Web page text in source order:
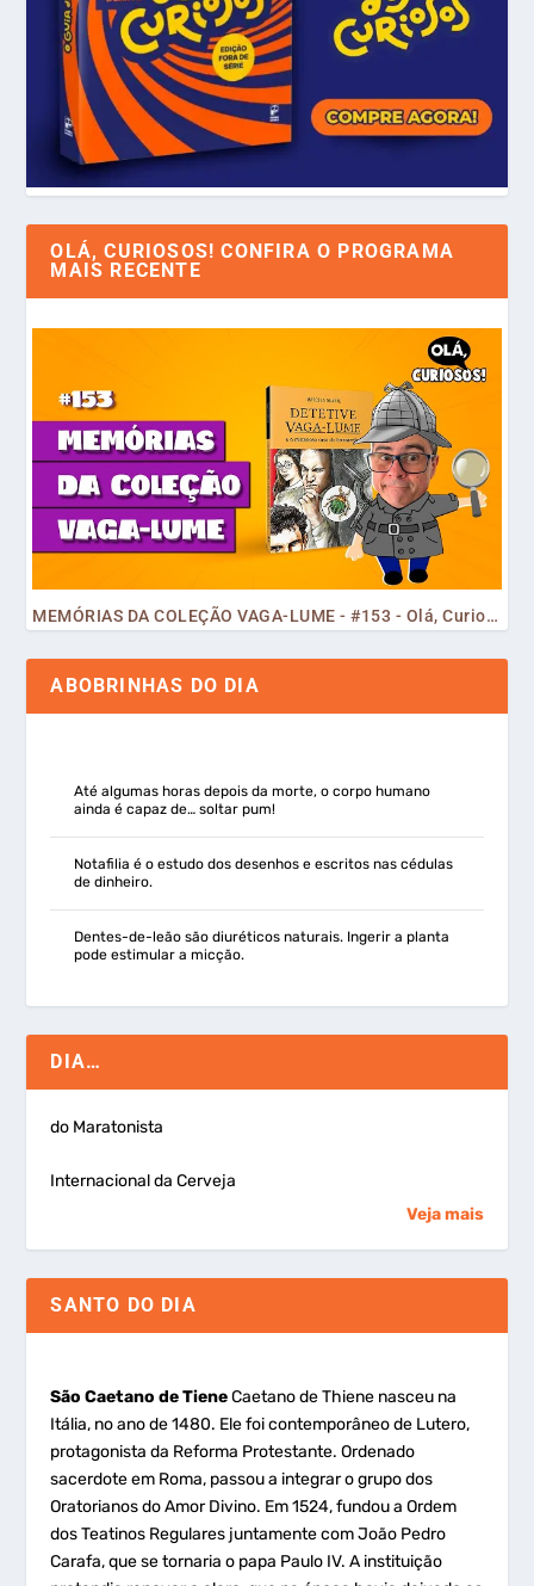
OLÁ, CURIOSOS! CONFIRA O PROGRAMA
MAIS RECENTE
MEMÓRIAS DA COLEÇÃO VAGA-LUME - #153 - Olá, Curiosos! 2023
ABOBRINHAS DO DIA
Até algumas horas depois da morte, o corpo humano
ainda é capaz de… soltar pum!
Notafilia é o estudo dos desenhos e escritos nas cédulas
de dinheiro.
Dentes-de-leão são diuréticos naturais. Ingerir a planta
pode estimular a micção.
DIA…
do Maratonista
Internacional da Cerveja
Veja mais
SANTO DO DIA
São Caetano de TieneCaetano de Thiene nasceu na
Itália, no ano de 1480. Ele foi contemporâneo de Lutero,
protagonista da Reforma Protestante. Ordenado
sacerdote em Roma, passou a integrar o grupo dos
Oratorianos do Amor Divino. Em 1524, fundou a Ordem
dos Teatinos Regulares juntamente com João Pedro
Carafa, que se tornaria o papa Paulo IV. A instituição